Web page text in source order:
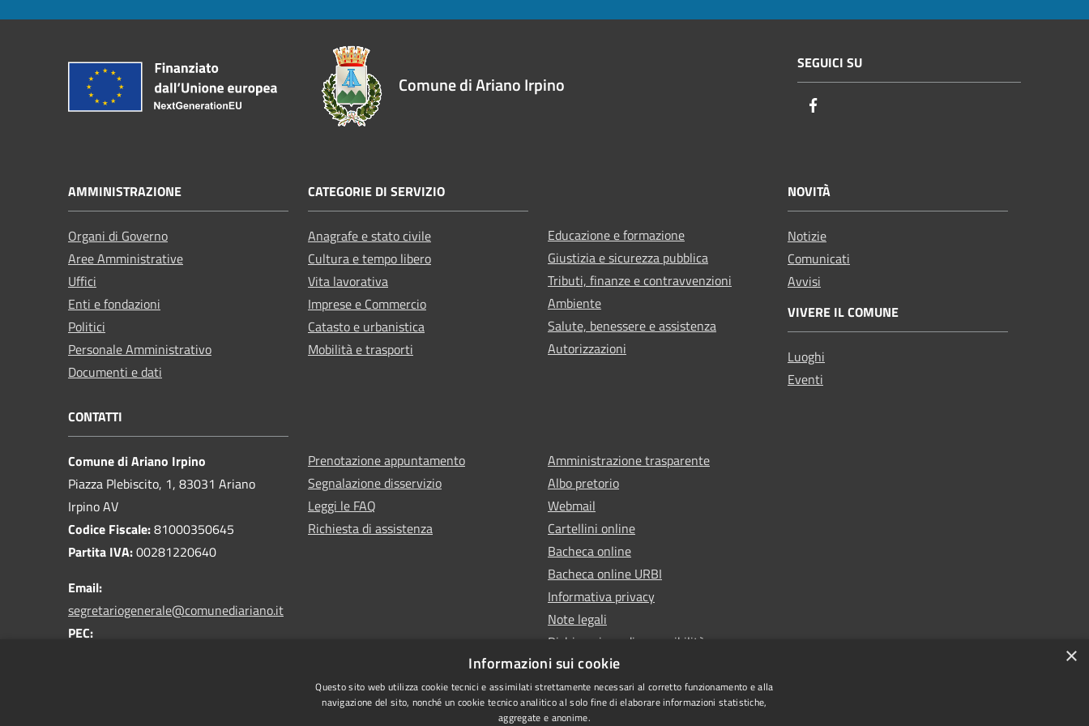
Comune di Ariano Irpino
SEGUICI SU
AMMINISTRAZIONE
Organi di Governo
Aree Amministrative
Uffici
Enti e fondazioni
Politici
Personale Amministrativo
Documenti e dati
CATEGORIE DI SERVIZIO
Anagrafe e stato civile
Cultura e tempo libero
Vita lavorativa
Imprese e Commercio
Catasto e urbanistica
Mobilità e trasporti
Educazione e formazione
Giustizia e sicurezza pubblica
Tributi, finanze e contravvenzioni
Ambiente
Salute, benessere e assistenza
Autorizzazioni
NOVITÀ
Notizie
Comunicati
Avvisi
VIVERE IL COMUNE
Luoghi
Eventi
CONTATTI
Comune di Ariano Irpino
Piazza Plebiscito, 1, 83031 Ariano
Irpino AV
Codice Fiscale:81000350645
Partita IVA:00281220640
Email:
segretariogenerale@comunediariano.it
PEC:
Prenotazione appuntamento
Segnalazione disservizio
Leggi le FAQ
Richiesta di assistenza
Amministrazione trasparente
Albo pretorio
Webmail
Cartellini online
Bacheca online
Bacheca online URBI
Informativa privacy
Note legali
Dichiarazione di accessibilità
×
Informazioni sui cookie
Questo sito web utilizza cookie tecnici e assimilati strettamente necessari al corretto funzionamento e alla
navigazione del sito, nonché un cookie tecnico analitico al solo fine di elaborare informazioni statistiche,
aggregate e anonime.